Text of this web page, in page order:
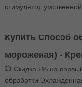
стимулятор умственной
Купить Способ
мороженая) -
💥 Скидка 5% на
обработки